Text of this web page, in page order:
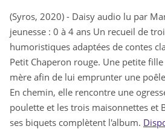
(Syros, 2020) - Daisy audio lu par
jeunesse : 0 à 4 ans Un recueil de
humoristiques adaptées de contes
Petit Chaperon rouge. Une petite
mère afin de lui emprunter une
En chemin, elle rencontre une
poulette et les trois maisonnettes et
ses biquets complètent l'album.